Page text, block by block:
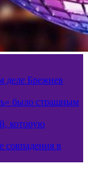
деле Брежнев
было страшным
которую
совпадения в